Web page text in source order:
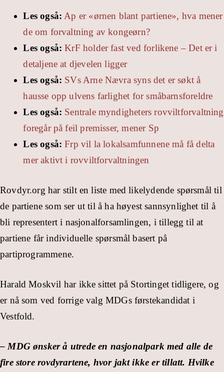
Les også: Ap er «ørnen blant partiene», hva mener
de om forvaltning av kongeørn?
Les også: KrF holder fast ved forlikene – Det er i
detaljene at djevelen ligger
Les også: SVs Arne Nævra syns det er søkt å
hausse opp ulvens farlighet for småbarnsforeldre
Les også: Sentrale myndigheters rovviltforvaltning
foregår på feil premisser, mener Sp
Les også:Frp vil la lokalsamfunnene må få delta
mer aktivt i rovviltforvaltningen
Rovdyr.org har stilt en liste med likelydende spørsmål til
de partiene som ser ut til å ha høyest sannsynlighet til å
bli representert i nasjonalforsamlingen, i tillegg til at
partiene får individuelle spørsmål basert på
partiprogrammene.
Harald Moskvil har ikke sittet på Stortinget tidligere, og
er nå som ved forrige valg MDGs førstekandidat i
Vestfold.
– MDG ønsker å utrede en nasjonalpark med alle de
fire store rovdyrartene, hvor jakt ikke er tillatt. Hvilke